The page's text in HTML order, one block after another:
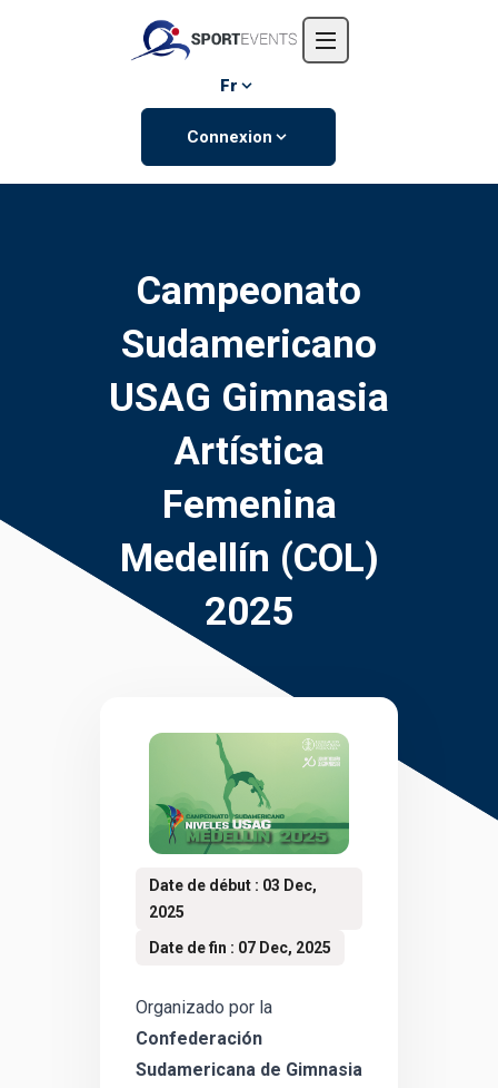
L'entreprise
Événements
Fr
Connexion
Campeonato
Sudamericano
USAG Gimnasia
Artística
Femenina
Medellín (COL)
2025
Date de début : 03 Dec,
2025
Date de fin : 07 Dec, 2025
Organizado por la
Confederación
Sudamericana de Gimnasia